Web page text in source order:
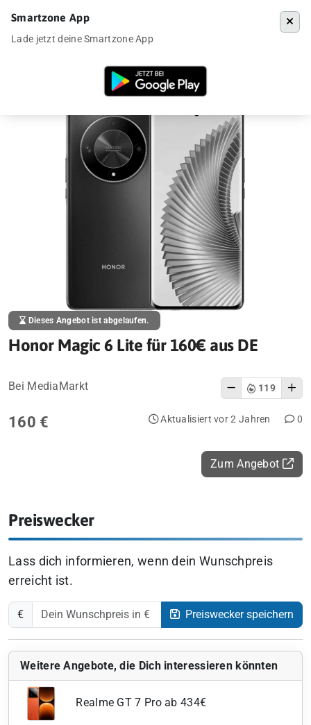
»Honor Magic 6 Lite für 160€ aus DE
Dieses Angebot ist abgelaufen.
Honor Magic 6 Lite für 160€ aus DE
Bei MediaMarkt 119
160 € Aktualisiert vor 2 Jahren 0
Zum Angebot
Preiswecker
Lass dich informieren, wenn dein Wunschpreis
erreicht ist.
€ Preiswecker speichern
Weitere Angebote, die Dich interessieren könnten
Realme GT 7 Pro ab 434€
Smartzone App
Lade jetzt deine Smartzone App